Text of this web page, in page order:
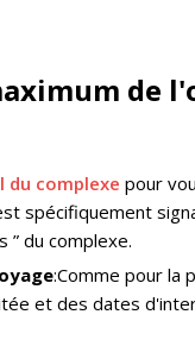
de
du complexe pour
spécifiquement
” du complexe.
:Comme pour la
et des dates